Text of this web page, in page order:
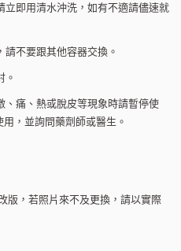
即用清水沖洗，如有不適請儘速就
不要跟其他容器交換。
。
、痛、熱或脫皮等現象時請暫停使
，並詢問藥劑師或醫生。
版，若照片來不及更換，請以實際